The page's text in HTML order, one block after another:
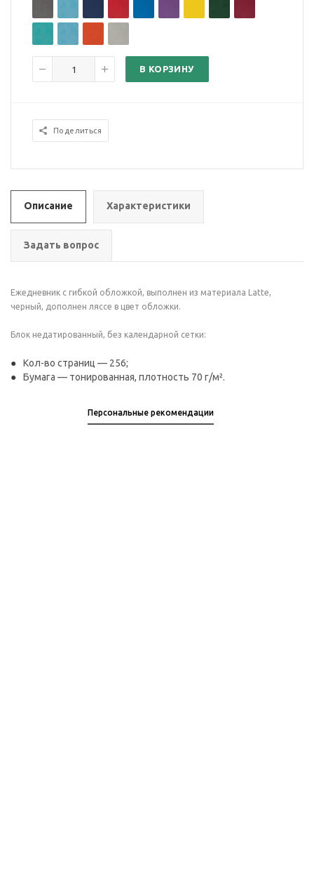
В КОРЗИНУ
Поделиться
Описание Характеристики
Задать вопрос
Ежедневник с гибкой обложкой, выполнен из материала Latte,
черный, дополнен ляссе в цвет обложки.
Блок недатированный, без календарной сетки:
Кол-во страниц — 256;
Бумага — тонированная, плотность 70 г/м².
Персональные рекомендации